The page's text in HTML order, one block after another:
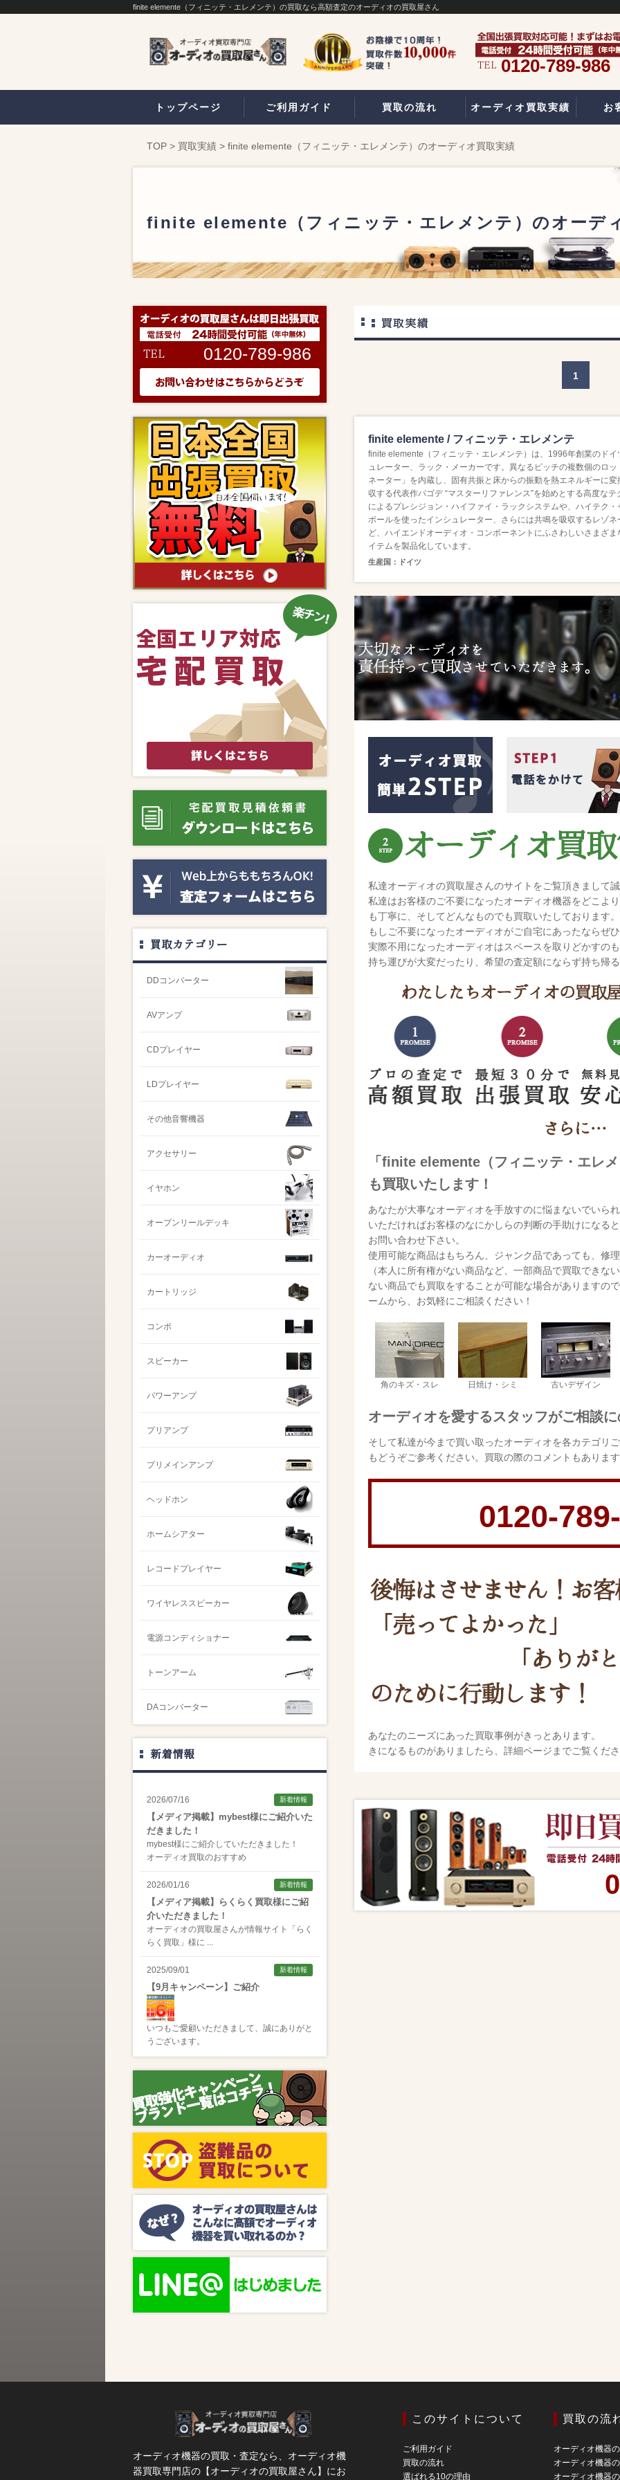
finite elemente（フィニッテ・エレメンテ）の買取なら高額査定のオーディオの買取屋さん
0120-789-986
トップページ ご利用ガイド 買取の流れ オーディオ買取実績 お
TOP > 買取実績 > finite elemente（フィニッテ・エレメンテ）のオーディオ買取実績
finite elemente（フィニッテ・エレメンテ）のオーデ
1
finite elemente / フィニッテ・エレメンテ
finite elemente（フィニッテ・エレメンテ）は、1996年創業のドイ
ュレーター、ラック・メーカーです。異なるピッチの複数個のロッ
ネーター」を内蔵し、固有共振と床からの振動を熱エネルギーに変
収する代表作パゴデ “マスターリファレンス”を始めとする高度なテ
によるプレシジョン・ハイファイ・ラックシステムや、ハイテク・
ボールを使ったインシュレーター、さらには共鳴を吸収するレゾネ
ど、ハイエンドオーディオ・コンポーネントにふさわしいさまざま
イテムを製品化しています。
生産国：ドイツ
私達オーディオの買取屋さんのサイトをご覧頂きまして
私達はお客様のご不要になったオーディオ機器をどこよ
も丁寧に、そしてどんなものでも買取いたしております。
もしご不要になったオーディオがご自宅にあったならぜ
実際不用になったオーディオはスペースを取りどかすの
持ち運びが大変だったり、希望の査定額にならず持ち帰
「finite elemente（フィニッテ・エレ
も買取いたします！
あなたが大事なオーディオを手放すのに悩まないでいら
いただければお客様のなにかしらの判断の手助けになる
お問い合わせ下さい。
使用可能な商品はもちろん、ジャンク品であっても、修
（本人に所有権がない商品など、一部商品で買取できな
ない商品でも買取をすることが可能な場合がありますの
ームから、お気軽にご相談ください！
角のキズ・スレ 日焼け・シミ 古いデザイン
オーディオを愛するスタッフがご相談
そして私達が今まで買い取ったオーディオを各カテゴリ
もどうぞご参考ください。買取の際のコメントもありま
0120-
あなたのニーズにあった買取事例がきっとあります。
きになるものがありましたら、詳細ページまでご覧くだ
0120-789-986
買取カテゴリー
DDコンバーター
AVアンプ
CDプレイヤー
LDプレイヤー
その他音響機器
アクセサリー
イヤホン
オープンリールデッキ
カーオーディオ
カートリッジ
コンポ
スピーカー
パワーアンプ
プリアンプ
プリメインアンプ
ヘッドホン
ホームシアター
レコードプレイヤー
ワイヤレススピーカー
電源コンディショナー
トーンアーム
DAコンバーター
新着情報
2026/07/16 新着情報
【メディア掲載】mybest様にご紹介いた
だきました！
mybest様にご紹介していただきました！
オーディオ買取のおすすめ
2026/01/16 新着情報
【メディア掲載】らくらく買取様にご紹
介いただきました！
オーディオの買取屋さんが情報サイト「 らく
らく買取 」様に ...
2025/09/01 新着情報
【9月キャンペーン】ご紹介
いつもご愛顧いただきまして、誠にありがと
うございます。
2025/08/01新着情報
【8月キャンペーン】ご紹介
いつもご愛顧いただきまして、誠にありがと
うございます。
2024/10/04新着情報
【ラジオ番組放送のお知らせ】
この度、全国コミュニティFM番組配信サー
ビス『MUSIC BIRD』様より、ラジオ番組
『オーディオの買取屋さん presents ジャズ
SPタイム』が放送されます。 かつての人気
番組が ...
オーディオ機器の買取・査定なら、オーディオ機
器買取専門店の【オーディオの買取屋さん】にお
このサイトについて
ご利用ガイド
買取の流れ
選ばれる10の理由
買取の流
オーディオ機器
オーディオ機器
オーディオ機器